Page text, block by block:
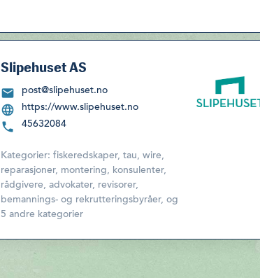
Slipehuset AS
post@slipehuset.no
https://www.slipehuset.no
45632084
Kategorier:fiskeredskaper, tau, wire,
reparasjoner, montering, konsulenter,
rådgivere, advokater, revisorer,
bemannings- og rekrutteringsbyråer,og
5 andre kategorier